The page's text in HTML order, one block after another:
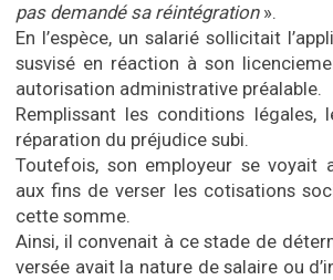
pas demandé sa réintégration».
En l’espèce, un salarié sollicitait
susvisé en réaction à son
autorisation administrative préalable.
Remplissant les conditions légales,
réparation du préjudice subi.
Toutefois, son employeur se voyait
aux fins de verser les cotisations
cette somme.
Ainsi, il convenait à ce stade de
versée avait la nature de salaire ou